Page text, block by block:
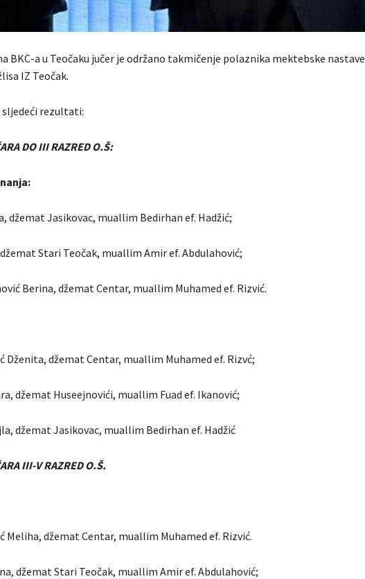
BKC-a u Teočaku jučer je održano takmičenje polaznika mektebske nastave
IZ Teočak.
rezultati:
DO III RAZRED O.Š:
džemat Jasikovac, muallim Bedirhan ef. Hadžić;
džemat Stari Teočak, muallim Amir ef. Abdulahović;
Berina, džemat Centar, muallim Muhamed ef. Rizvić.
Dženita, džemat Centar, muallim Muhamed ef. Rizvć;
džemat Huseejnovići, muallim Fuad ef. Ikanović;
džemat Jasikovac, muallim Bedirhan ef. Hadžić
III-V RAZRED O.Š.
Meliha, džemat Centar, muallim Muhamed ef. Rizvić.
džemat Stari Teočak, muallim Amir ef. Abdulahović;